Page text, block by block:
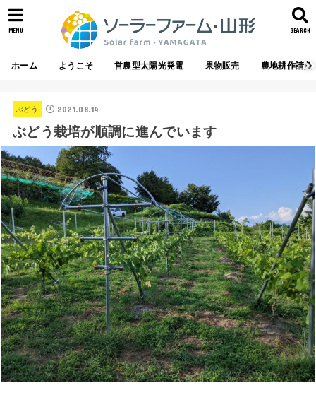
SEARCH
MENU
ホーム ようこそ 営農型太陽光発電 果物販売 農地耕作請負
ぶどう 2021.08.14
ぶどう栽培が順調に進んでいます